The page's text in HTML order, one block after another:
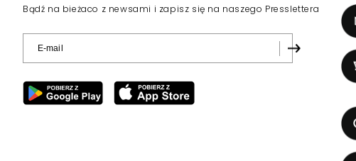
Bądź na bieżaco z newsami i zapisz się na naszego Presslettera